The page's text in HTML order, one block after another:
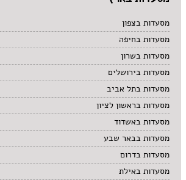
מסעדות בצפון
מסעדות בחיפה
מסעדות בשרון
מסעדות בירושלים
מסעדות בתל אביב
מסעדות בראשון לציון
מסעדות באשדוד
מסעדות בבאר שבע
מסעדות בדרום
מסעדות באילת